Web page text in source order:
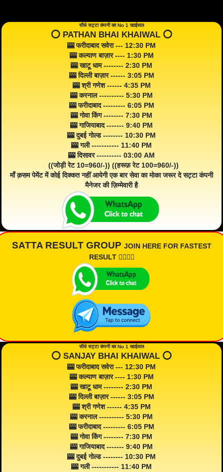
सीधे सट्टा कंपनी का No 1 खाईवाल
⭕️ PATHAN BHAI KHAIWAL ⭕️
🎰 फरीदाबाद सवेरा --- 12:30 PM
🎰 कल्याण बाज़ार ---- 1:30 PM
🎰 खाटू धाम -------- 2:30 PM
🎰 दिल्ली बाज़ार ------ 3:05 PM
🎰 श्री गणेश ------ 4:35 PM
🎰 करनाल ---------- 5:30 PM
🎰 फरीदाबाद --------- 6:05 PM
🎰 गोवा किंग -------- 7:30 PM
🎰 गाजियाबाद ------- 9:40 PM
🎰 दुबई गोल्ड -------- 10:30 PM
🎰 गली ----------- 11:40 PM
🎰 दिसावर ---------- 03:00 AM
((जोड़ी रेट 10=960/-)) ((हरूफ़ रेट 100=960/-))
माँ क़सम पेमेंट में कोई दिक्कत नहीं आयेगी एक बार सेवा का मोका जरूर दे सट्टा कंपनी
मैनेजर की ज़िम्मेवारी है
SATTA RESULT GROUP JOIN HERE FOR FASTEST
RESULT 👇🏾👇🏾
सीधे सट्टा कंपनी का No 1 खाईवाल
⭕️ SANJAY BHAI KHAIWAL ⭕️
🎰 फरीदाबाद सवेरा --- 12:30 PM
🎰 कल्याण बाज़ार ---- 1:30 PM
🎰 खाटू धाम -------- 2:30 PM
🎰 दिल्ली बाज़ार ------ 3:05 PM
🎰 श्री गणेश ------ 4:35 PM
🎰 करनाल ---------- 5:30 PM
🎰 फरीदाबाद --------- 6:05 PM
🎰 गोवा किंग -------- 7:30 PM
🎰 गाजियाबाद ------- 9:40 PM
🎰 दुबई गोल्ड -------- 10:30 PM
🎰 गली ----------- 11:40 PM